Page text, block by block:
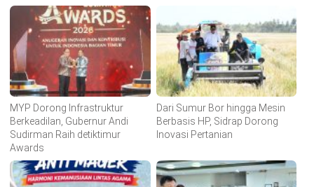
MYP Dorong Infrastruktur
Berkeadilan, Gubernur Andi
Sudirman Raih detiktimur
Awards
Dari Sumur Bor hingga Mesin
Berbasis HP, Sidrap Dorong
Inovasi Pertanian